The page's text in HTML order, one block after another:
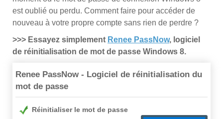
est oublié ou perdu. Comment faire pour accéder de
nouveau à votre propre compte sans rien de perdre ?
>>> Essayez simplement Renee PassNow, logiciel
de réinitialisation de mot de passe Windows 8.
Renee PassNow - Logiciel de réinitialisation du
mot de passe
Réinitialiser le mot de passe